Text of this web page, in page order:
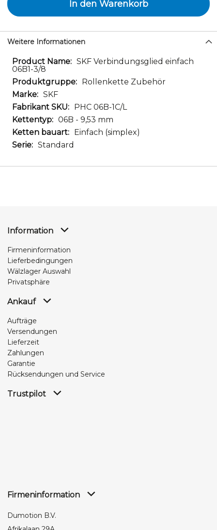
In den Warenkorb
Weitere Informationen
Weitere
Informationen
SKF Verbindungsglied einfach
06B1-3/8
Rollenkette Zubehör
SKF
PHC 06B-1C/L
06B - 9,53 mm
Einfach (simplex)
Standard
Information
Firmeninformation
Lieferbedingungen
Wälzlager Auswahl
Privatsphäre
Ankauf
Aufträge
Versendungen
Lieferzeit
Zahlungen
Garantie
Rücksendungen und Service
Trustpilot
Firmeninformation
Dumotion B.V.